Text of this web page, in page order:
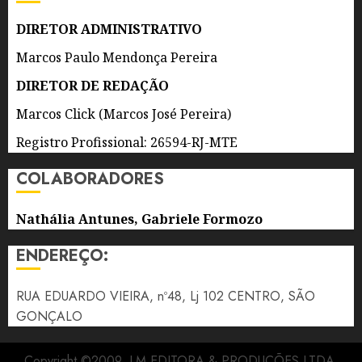
DE 2026
DIRETOR ADMINISTRATIVO
Marcos Paulo Mendonça Pereira
DIRETOR DE REDAÇÃO
Marcos Click (Marcos José Pereira)
Registro Profissional: 26594-RJ-MTE
COLABORADORES
Nathália Antunes, Gabriele Formozo
ENDEREÇO:
RUA EDUARDO VIEIRA, nº48, Lj 102 CENTRO, SÃO
GONÇALO